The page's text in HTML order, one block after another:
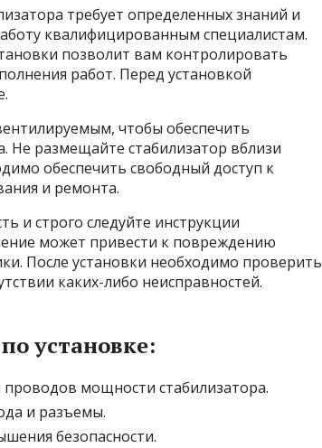
требует определенных знаний и
квалифицированным специалистам.
позволит вам контролировать
работ. Перед установкой
чтобы обеспечить
Не размещайте стабилизатор вблизи
обеспечить свободный доступ к
и ремонта.
и строго следуйте инструкции
может привести к повреждению
После установки необходимо проверить
каких-либо неисправностей.
установке:
проводов мощности стабилизатора.
и разъемы.
безопасности.